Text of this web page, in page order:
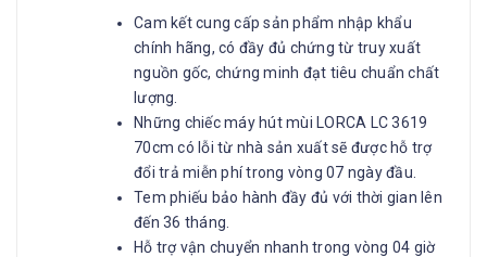
Cam kết cung cấp sản phẩm nhập khẩu
chính hãng, có đầy đủ chứng từ truy xuất
nguồn gốc, chứng minh đạt tiêu chuẩn chất
lượng.
Những chiếc máy hút mùi LORCA LC 3619
70cm có lỗi từ nhà sản xuất sẽ được hỗ trợ
đổi trả miễn phí trong vòng 07 ngày đầu.
Tem phiếu bảo hành đầy đủ với thời gian lên
đến 36 tháng.
Hỗ trợ vận chuyển nhanh trong vòng 04 giờ